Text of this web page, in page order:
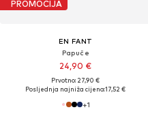
PROMOCIJA
EN FANT
Papuče
24,90 €
Prvotno: 27,90 €
Posljednja najniža cijena:17,52 €
+1